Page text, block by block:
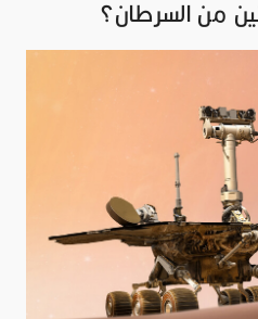
من السرطان؟